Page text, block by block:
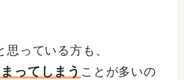
思っている方も、
ってしまう ことが多いの